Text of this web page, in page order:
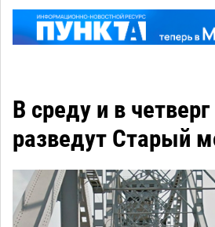
В среду и в
разведут Старый